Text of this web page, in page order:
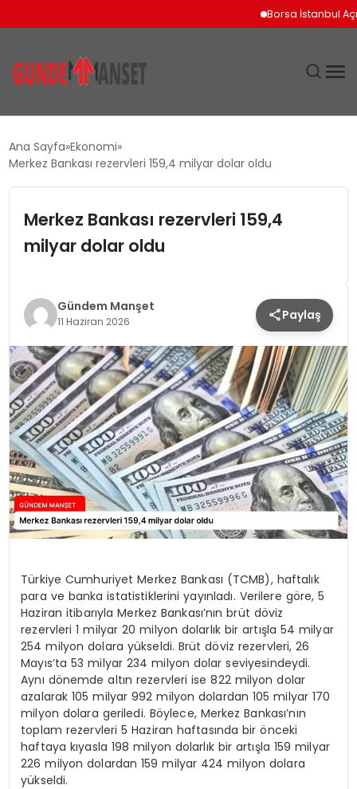
Borsa İstanbul
EKONOMI
SPOR
TEKNOLOJI
YAŞAM
Ana Sayfa Ekonomi
Merkez Bankası rezervleri 159,4 milyar dolar oldu
Merkez Bankası rezervleri 159,4
milyar dolar oldu
Gündem Manşet
11 Haziran 2026 Paylaş
Türkiye Cumhuriyet Merkez Bankası (TCMB), haftalık
para ve banka istatistiklerini yayınladı. Verilere göre, 5
Haziran itibarıyla Merkez Bankası’nın brüt döviz
rezervleri 1 milyar 20 milyon dolarlık bir artışla 54 milyar
254 milyon dolara yükseldi. Brüt döviz rezervleri, 26
Mayıs’ta 53 milyar 234 milyon dolar seviyesindeydi.
Aynı dönemde altın rezervleri ise 822 milyon dolar
azalarak 105 milyar 992 milyon dolardan 105 milyar 170
milyon dolara geriledi. Böylece, Merkez Bankası’nın
toplam rezervleri 5 Haziran haftasında bir önceki
haftaya kıyasla 198 milyon dolarlık bir artışla 159 milyar
226 milyon dolardan 159 milyar 424 milyon dolara
yükseldi.